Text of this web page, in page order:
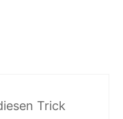
Trick